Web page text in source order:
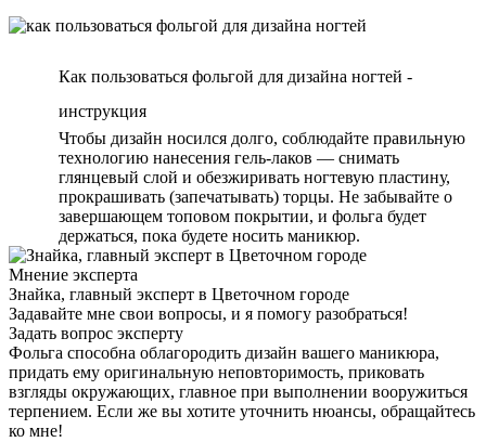
Как пользоваться фольгой для дизайна ногтей -
инструкция
Чтобы дизайн носился долго, соблюдайте правильную
технологию нанесения гель-лаков — снимать
глянцевый слой и обезжиривать ногтевую пластину,
прокрашивать (запечатывать) торцы. Не забывайте о
завершающем топовом покрытии, и фольга будет
держаться, пока будете носить маникюр.
Мнение эксперта
Знайка, главный эксперт в Цветочном городе
Задавайте мне свои вопросы, и я помогу разобраться!
Задать вопрос эксперту
Фольга способна облагородить дизайн вашего маникюра,
придать ему оригинальную неповторимость, приковать
взгляды окружающих, главное при выполнении вооружиться
терпением. Если же вы хотите уточнить нюансы, обращайтесь
ко мне!